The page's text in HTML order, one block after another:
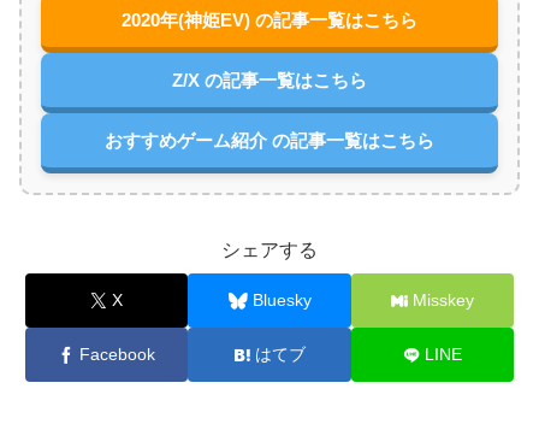
2020年(神姫EV) の記事一覧はこちら
Z/X の記事一覧はこちら
おすすめゲーム紹介 の記事一覧はこちら
シェアする
X Bluesky Misskey
Facebook はてブ LINE